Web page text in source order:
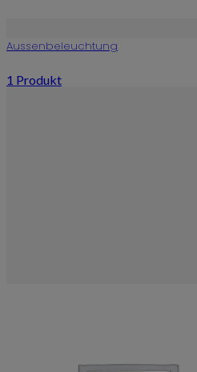
Aussenbeleuchtung
1 Produkt